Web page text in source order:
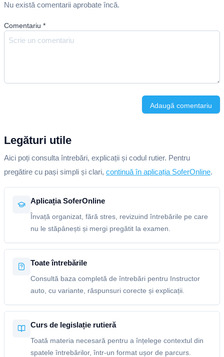
Nu există comentarii aprobate încă.
Comentariu *
Adaugă comentariu
Legături utile
Aici poți consulta întrebări, explicații și codul rutier. Pentru
pregătire cu pași simpli și clari, continuă în aplicația SoferOnline.
Aplicația SoferOnline
Învață organizat, fără stres, revizuind întrebările pe care
nu le stăpânești și mergi pregătit la examen.
Toate întrebările
Consultă baza completă de întrebări pentru Instructor
auto, cu variante, răspunsuri corecte și explicații.
Curs de legislație rutieră
Toată materia necesară pentru a înțelege contextul din
spatele întrebărilor, într-un format ușor de parcurs.